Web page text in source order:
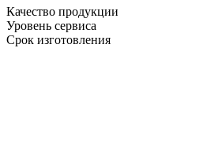
Качество продукции
Уровень сервиса
Срок изготовления